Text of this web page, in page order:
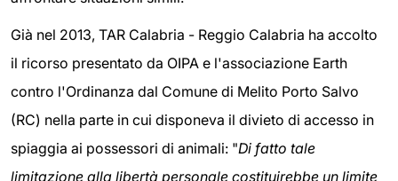
Già nel 2013, TAR Calabria - Reggio Calabria ha accolto
il ricorso presentato da OIPA e l'associazione Earth
contro l'Ordinanza dal Comune di Melito Porto Salvo
(RC) nella parte in cui disponeva il divieto di accesso in
spiaggia ai possessori di animali: "Di fatto tale
limitazione alla libertà personale costituirebbe un limite